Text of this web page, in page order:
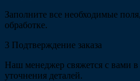
Заполните все необходимые
обработке.
3 Подтверждение заказа
Наш менеджер свяжется с вами
уточнения деталей.